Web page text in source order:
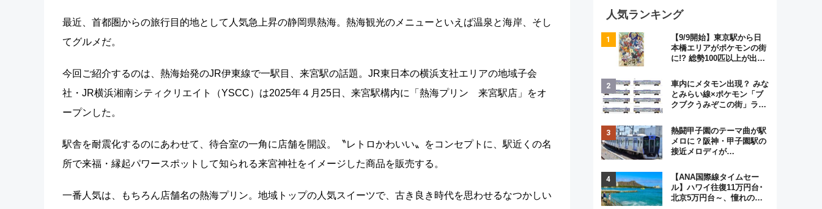
最近、首都圏からの旅行目的地として人気急上昇の静岡県熱海。熱海観光のメニューといえば温泉と海岸、そし
てグルメだ。
今回ご紹介するのは、熱海始発のJR伊東線で一駅目、来宮駅の話題。JR東日本の横浜支社エリアの地域子会
社・JR横浜湘南シティクリエイト（YSCC）は2025年４月25日、来宮駅構内に「熱海プリン 来宮駅店」をオ
ープンした。
駅舎を耐震化するのにあわせて、待合室の一角に店舗を開設。〝レトロかわいい〟をコンセプトに、駅近くの名
所で来福・縁起パワースポットして知られる来宮神社をイメージした商品を販売する。
一番人気は、もちろん店舗名の熱海プリン。地域トップの人気スイーツで、古き良き時代を思わせるなつかしい
人気ランキング
【9/9開始】東京駅から日
本橋エリアがポケモンの街
に!? 総勢100匹以上が出現
格謎解き・グッズ情報まと
め
車内にメタモン出現？ みな
とみらい線×ポケモン「ブ
クブクうみぞこの街」ラッ
この夏は直通列車で横浜
へ！
熱闘甲子園のテーマ曲が駅
メロに？阪神・甲子園駅の
接近メロディが
実アレンジの特別仕様へ、
8月5日始発から
【ANA国際線タイムセー
ル】ハワイ往復11万円台･
北京5万円台～、憧れのビ